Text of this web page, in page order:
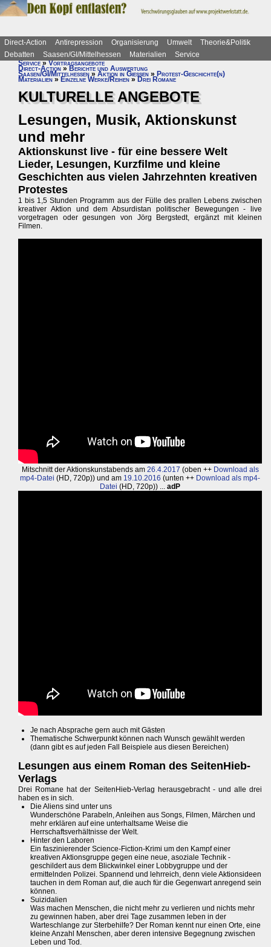
Direct-Action Antirepression Organisierung Umwelt
Theorie&Politik
Debatten
Saasen/GI/Mittelhessen Materialien
Service
Service»Vortragsangebote
Direct-Action » Berichte und Auswertung
Saasen/GI/Mittelhessen » Aktion in Gießen » Protest-Geschichte(n)
Materialien » Einzelne Werke/Reihen » Drei Romane
KULTURELLE ANGEBOTE
Lesungen, Musik, Aktionskunst
und mehr
Aktionskunst live - für eine bessere Welt
Lieder, Lesungen, Kurzfilme und kleine
Geschichten aus vielen Jahrzehnten kreativen
Protestes
1 bis 1,5 Stunden Programm aus der Fülle des prallen Lebens zwischen
kreativer Aktion und dem Absurdistan politischer Bewegungen - live
vorgetragen oder gesungen von Jörg Bergstedt, ergänzt mit kleinen
Filmen.
Mitschnitt der Aktionskunstabends am 26.4.2017 (oben ++ Download als
mp4-Datei (HD, 720p)) und am 19.10.2016 (unten ++ Download als mp4-
Datei (HD, 720p)) ...adP
Je nach Absprache gern auch mit Gästen
Thematische Schwerpunkt können nach Wunsch gewählt werden
(dann gibt es auf jeden Fall Beispiele aus diesen Bereichen)
Lesungen aus einem Roman des SeitenHieb-
Verlags
Drei Romane hat der SeitenHieb-Verlag herausgebracht - und alle drei
haben es in sich.
Die Aliens sind unter uns
Wunderschöne Parabeln, Anleihen aus Songs, Filmen, Märchen und
mehr erklären auf eine unterhaltsame Weise die
Herrschaftsverhältnisse der Welt.
Hinter den Laboren
Ein faszinierender Science-Fiction-Krimi um den Kampf einer
kreativen Aktionsgruppe gegen eine neue, asoziale Technik -
geschildert aus dem Blickwinkel einer Lobbygruppe und der
ermittelnden Polizei. Spannend und lehrreich, denn viele Aktionsideen
tauchen in dem Roman auf, die auch für die Gegenwart anregend sein
können.
Suizidalien
Was machen Menschen, die nicht mehr zu verlieren und nichts mehr
zu gewinnen haben, aber drei Tage zusammen leben in der
Warteschlange zur Sterbehilfe? Der Roman kennt nur einen Orte, eine
kleine Anzahl Menschen, aber deren intensive Begegnung zwischen
Leben und Tod.